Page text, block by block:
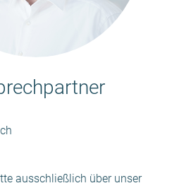
ausschließlich über unser